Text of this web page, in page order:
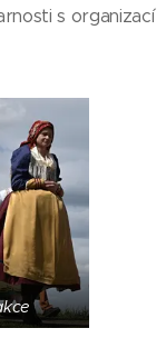
s organizací